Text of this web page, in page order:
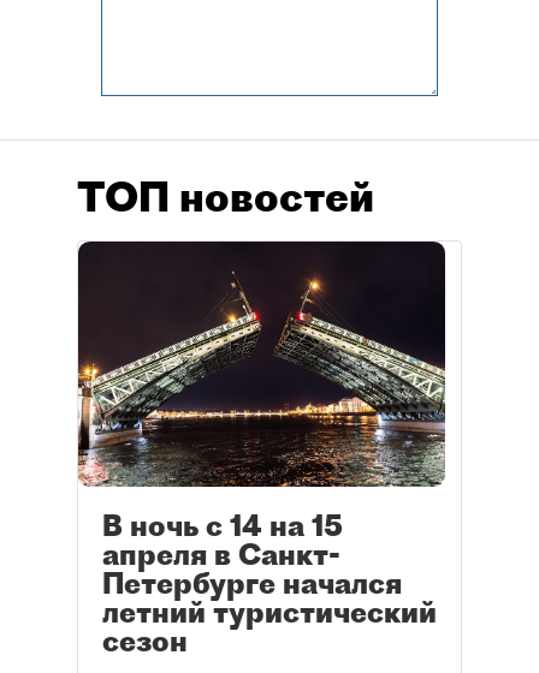
ТОП новостей
В ночь с 14 на 15
апреля в Санкт-
Петербурге начался
летний туристический
сезон